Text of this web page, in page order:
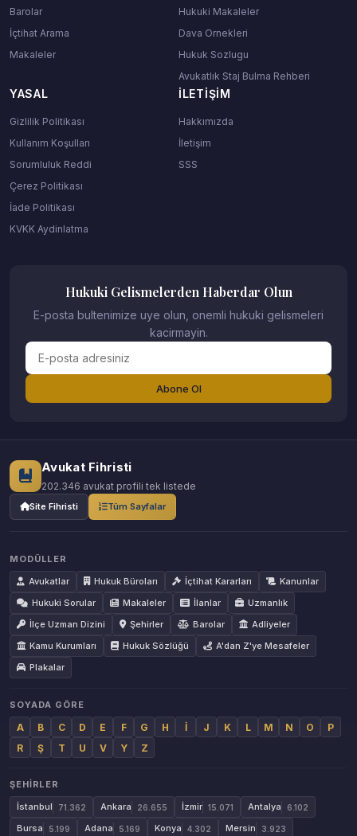
Barolar
İçtihat Arama
Makaleler
Hukuki Makaleler
Dava Ornekleri
Hukuk Sozlugu
Avukatlık Staj Bulma Rehberi
YASAL
Gizlilik Politikası
Kullanım Koşulları
Sorumluluk Reddi
Çerez Politikası
İade Politikası
KVKK Aydinlatma
İLETIŞIM
Hakkımızda
İletişim
SSS
Hukuki Gelismelerden Haberdar Olun
E-posta bultenimize uye olun, onemli hukuki gelismeleri
kacirmayin.
Abone Ol
Avukat Fihristi
202.346 avukat profili tek listede
Site Fihristi Tüm Sayfalar
MODÜLLER
Avukatlar
Hukuk Büroları İçtihat Kararları
Kanunlar
Hukuki Sorular
Makaleler İlanlar
Uzmanlık
İlçe Uzman Dizini
Şehirler Barolar
Adliyeler
Kamu Kurumları
Hukuk Sözlüğü
A'dan Z'ye Mesafeler
Plakalar
SOYADA GÖRE
A B C D E F G H İ J K L M N O
P
R
Ş T U V Y Z
ŞEHIRLER
İstanbul
71.362 Ankara 26.655 İzmir 15.071 Antalya 6.102
Bursa 5.199 Adana 5.169 Konya 4.302 Mersin 3.923